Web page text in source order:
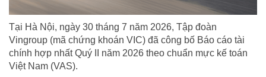
Tại Hà Nội, ngày 30 tháng 7 năm 2026, Tập đoàn
Vingroup (mã chứng khoán VIC) đã công bố Báo cáo tài
chính hợp nhất Quý II năm 2026 theo chuẩn mực kế toán
Việt Nam (VAS).